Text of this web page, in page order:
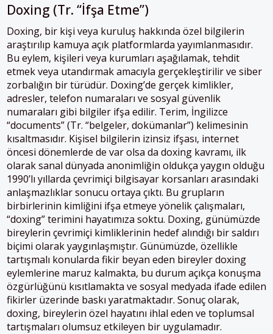
Doxing (Tr. “İfşa Etme”)
Doxing, bir kişi veya kuruluş hakkında özel bilgilerin
araştırılıp kamuya açık platformlarda yayımlanmasıdır.
Bu eylem, kişileri veya kurumları aşağılamak, tehdit
etmek veya utandırmak amacıyla gerçekleştirilir ve siber
zorbalığın bir türüdür. Doxing’de gerçek kimlikler,
adresler, telefon numaraları ve sosyal güvenlik
numaraları gibi bilgiler ifşa edilir. Terim, İngilizce
“documents” (Tr. “belgeler, dokümanlar”) kelimesinin
kısaltmasıdır. Kişisel bilgilerin izinsiz ifşası, internet
öncesi dönemlerde de var olsa da doxing kavramı, ilk
olarak sanal dünyada anonimliğin oldukça yaygın olduğu
1990’lı yıllarda çevrimiçi bilgisayar korsanları arasındaki
anlaşmazlıklar sonucu ortaya çıktı. Bu grupların
birbirlerinin kimliğini ifşa etmeye yönelik çalışmaları,
“doxing” terimini hayatımıza soktu. Doxing, günümüzde
bireylerin çevrimiçi kimliklerinin hedef alındığı bir saldırı
biçimi olarak yaygınlaşmıştır. Günümüzde, özellikle
tartışmalı konularda fikir beyan eden bireyler doxing
eylemlerine maruz kalmakta, bu durum açıkça konuşma
özgürlüğünü kısıtlamakta ve sosyal medyada ifade edilen
fikirler üzerinde baskı yaratmaktadır. Sonuç olarak,
doxing, bireylerin özel hayatını ihlal eden ve toplumsal
tartışmaları olumsuz etkileyen bir uygulamadır.